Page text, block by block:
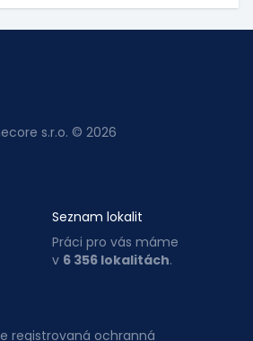
s.r.o. © 2026
Seznam lokalit
Práci pro vás máme
v 6 356 lokalitách.
registrovaná ochranná